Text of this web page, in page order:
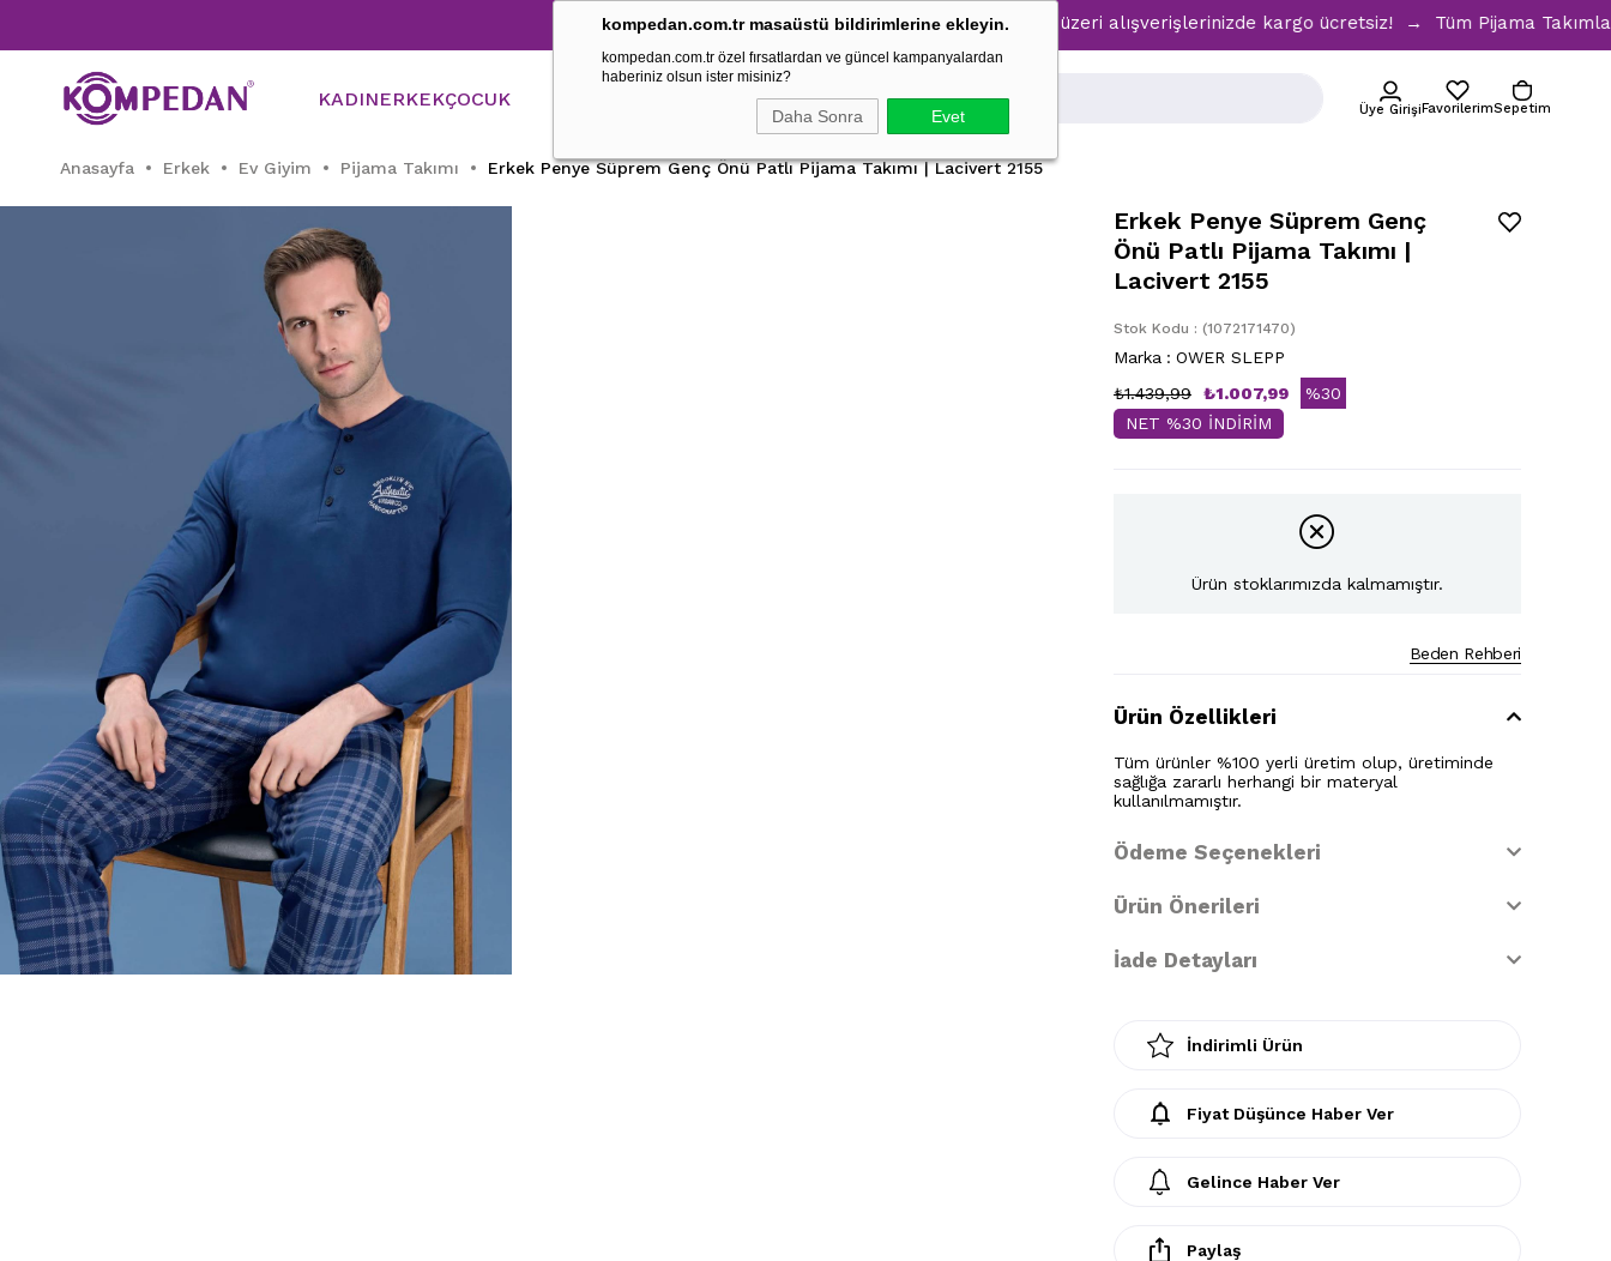
kompedan.com.tr masaüstü bildirimlerine ekleyin.
kompedan.com.tr özel fırsatlardan ve güncel kampanyalardan
haberiniz olsun ister misiniz?
Daha Sonra Evet
Tüm Pijama Takımlarında %30 İndirim → 1500 TL ve üzeri alışverişlerinizde kargo ücretsiz! → Tüm Pijama
KADINERKEKÇOCUK Üye GirişiFavorilerimSepetim
Anasayfa Erkek Ev Giyim Pijama Takımı Erkek Penye Süprem Genç Önü Patlı Pijama Takımı | Lacivert 2155
Erkek Penye Süprem Genç
Önü Patlı Pijama Takımı |
Lacivert 2155
Stok Kodu (1072171470)
Marka : OWER SLEPP
₺1.439,99
₺1.007,99 %30
NET %30 İNDİRİM
Ürün stoklarımızda kalmamıştır.
Beden Rehberi
Ürün Özellikleri
Tüm ürünler %100 yerli üretim olup, üretiminde
sağlığa zararlı herhangi bir materyal
kullanılmamıştır.
Ödeme Seçenekleri
Ürün Önerileri
İade Detayları
İndirimli Ürün
Fiyat Düşünce Haber Ver
Gelince Haber Ver
Paylaş